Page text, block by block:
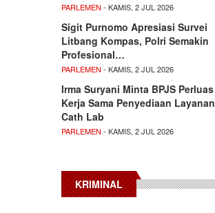
PARLEMEN - KAMIS, 2 JUL 2026
Sigit Purnomo Apresiasi Survei
Litbang Kompas, Polri Semakin
Profesional…
PARLEMEN - KAMIS, 2 JUL 2026
Irma Suryani Minta BPJS Perluas
Kerja Sama Penyediaan Layanan
Cath Lab
PARLEMEN - KAMIS, 2 JUL 2026
KRIMINAL